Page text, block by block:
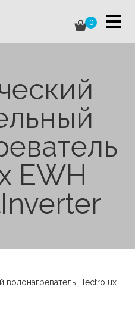
0
EWH
водонагреватель Electrolux